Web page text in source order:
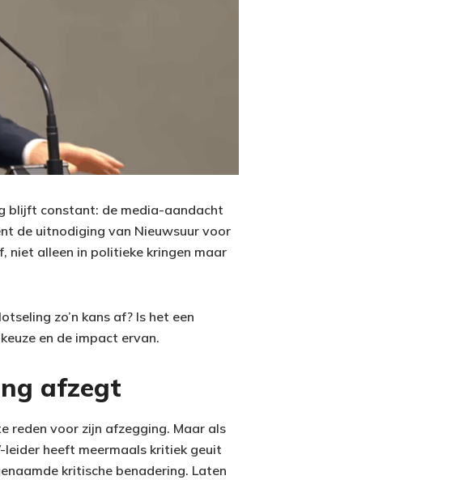
blijft constant: de media-aandacht
de uitnodiging van Nieuwsuur voor
niet alleen in politieke kringen maar
zo’n kans af? Is het een
en de impact ervan.
afzegt
reden voor zijn afzegging. Maar als
leider heeft meermaals kritiek geuit
kritische benadering. Laten